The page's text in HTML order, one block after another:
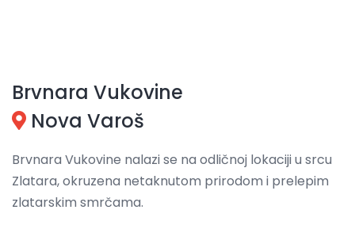
Brvnara Vukovine
Nova Varoš
Brvnara Vukovine nalazi se na odličnoj lokaciji u srcu
Zlatara, okruzena netaknutom prirodom i prelepim
zlatarskim smrčama.